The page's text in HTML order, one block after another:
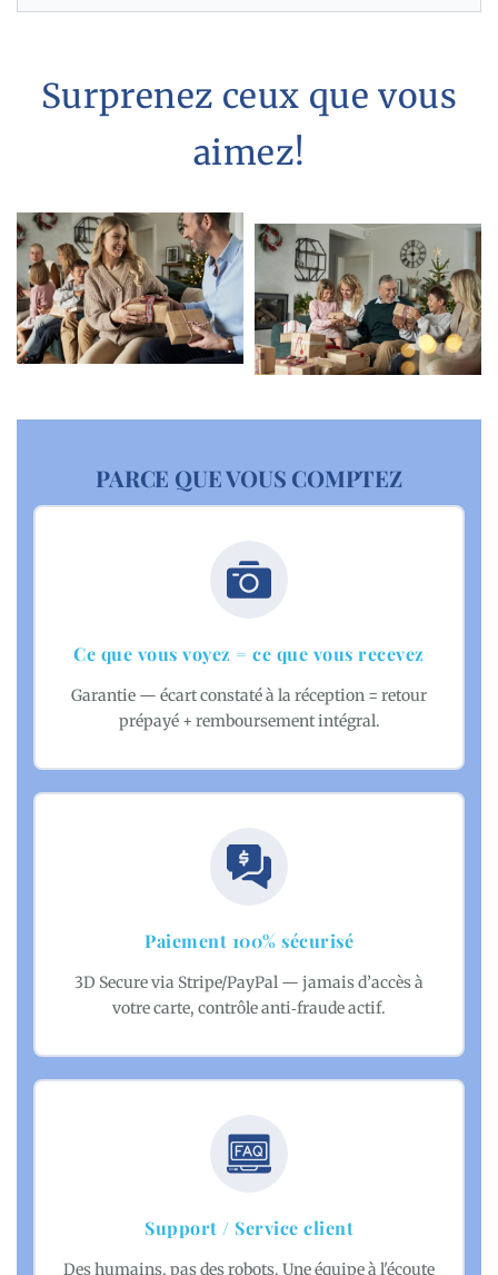
Surprenez ceux que vous
aimez!
PARCE QUE VOUS COMPTEZ
Ce que vous voyez = ce que vous recevez
Garantie — écart constaté à la réception = retour
prépayé + remboursement intégral.
Paiement 100% sécurisé
3D Secure via Stripe/PayPal — jamais d’accès à
votre carte, contrôle anti‑fraude actif.
Support / Service client
Des humains, pas des robots. Une équipe à l'écoute